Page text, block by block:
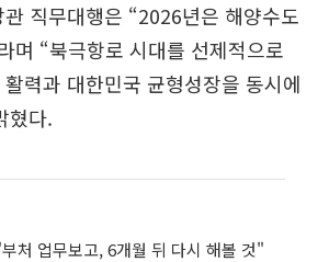
직무대행은 “2026년은 해양수도
며 “북극항로 시대를 선제적으로
력과 대한민국 균형성장을 동시에
혔다.
처 업무보고, 6개월 뒤 다시 해볼 것"